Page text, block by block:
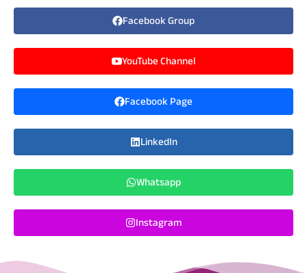
Facebook Group
YouTube Channel
Facebook Page
LinkedIn
Whatsapp
Instagram